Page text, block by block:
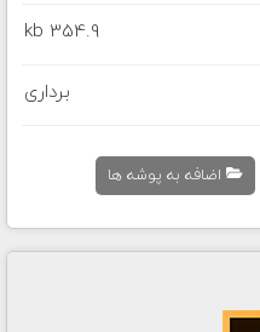
354.9 kb
برداری
اضافه به پوشه ها